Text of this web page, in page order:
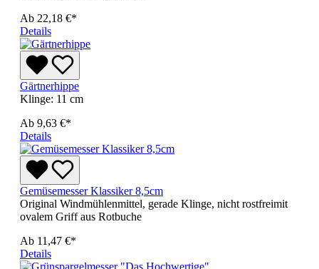
Ab 22,18 €*
Details
Gärtnerhippe
Klinge: 11 cm
Ab 9,63 €*
Details
Gemüsemesser Klassiker 8,5cm
Original Windmühlenmittel, gerade Klinge, nicht rostfreimit
ovalem Griff aus Rotbuche
Ab 11,47 €*
Details